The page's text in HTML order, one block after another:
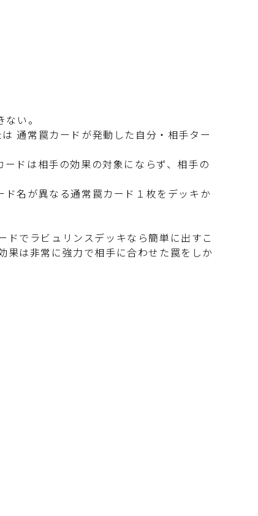
い。
通常罠カードが発動した自分・相手ター
ドは相手の効果の対象にならず、相手の
名が異なる通常罠カード１枚をデッキか
ドでラビュリンスデッキなら簡単に出すこ
果は非常に強力で相手に合わせた罠をしか